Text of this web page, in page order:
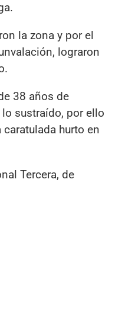
la zona y por el
lograron
38 años de
sustraído, por ello
hurto en
Tercera, de